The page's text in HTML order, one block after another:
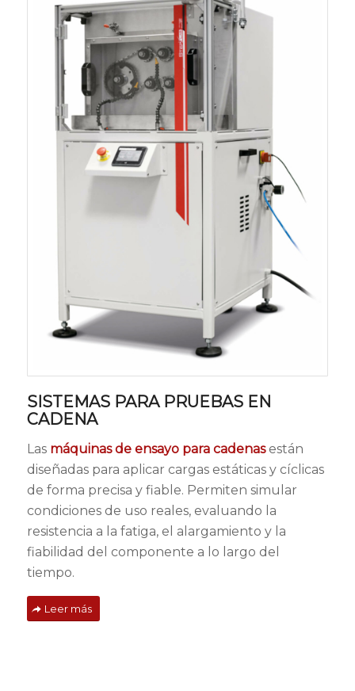
SISTEMAS PARA PRUEBAS EN
CADENA
Las máquinas de ensayo para cadenasestán
diseñadas para aplicar cargas estáticas y cíclicas
de forma precisa y fiable. Permiten simular
condiciones de uso reales, evaluando la
resistencia a la fatiga, el alargamiento y la
fiabilidad del componente a lo largo del
tiempo.
Leer más